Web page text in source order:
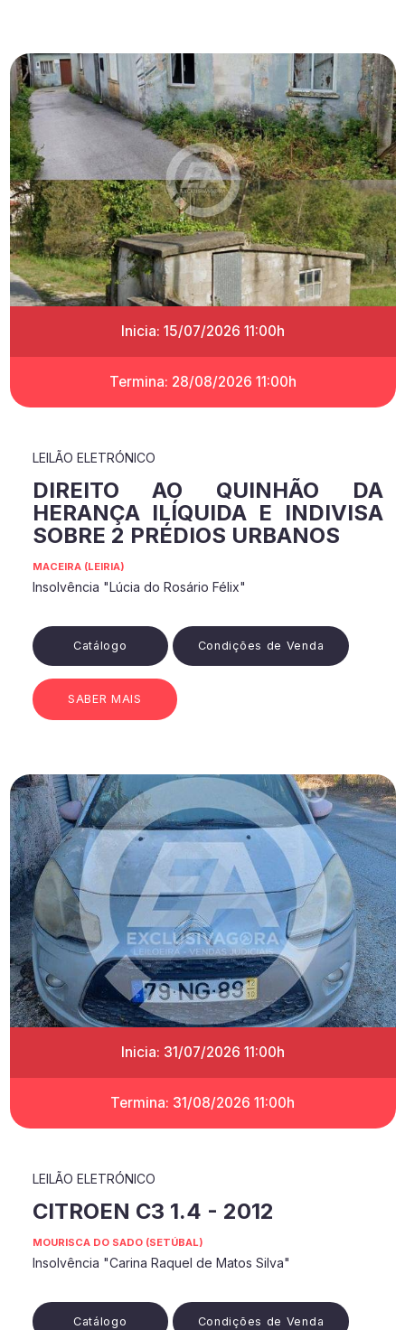
Inicia: 15/07/2026 11:00h
Termina: 28/08/2026 11:00h
LEILÃO ELETRÓNICO
DIREITO AO QUINHÃO DA
HERANÇA ILÍQUIDA E INDIVISA
SOBRE 2 PRÉDIOS URBANOS
MACEIRA (LEIRIA)
Insolvência "Lúcia do Rosário Félix"
Catálogo Condições de Venda
SABER MAIS
Inicia: 31/07/2026 11:00h
Termina: 31/08/2026 11:00h
LEILÃO ELETRÓNICO
CITROEN C3 1.4 - 2012
MOURISCA DO SADO (SETÚBAL)
Insolvência "Carina Raquel de Matos Silva"
Catálogo Condições de Venda